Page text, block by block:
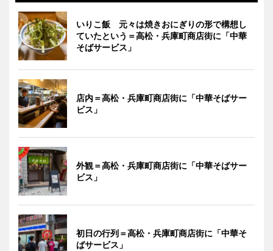
いりこ飯 元々は焼きおにぎりの形で構想し
ていたという＝高松・兵庫町商店街に「中華
そばサービス」
店内＝高松・兵庫町商店街に「中華そばサー
ビス」
外観＝高松・兵庫町商店街に「中華そばサー
ビス」
初日の行列＝高松・兵庫町商店街に「中華そ
ばサービス」